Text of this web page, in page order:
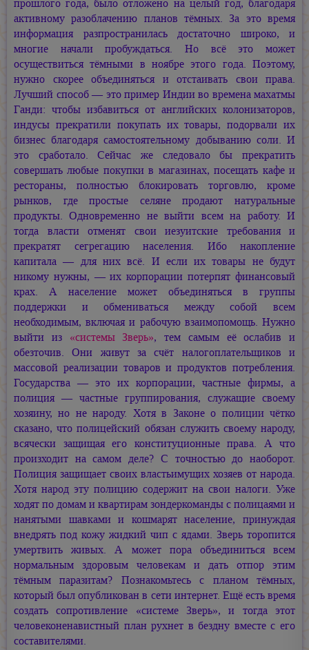
прошлого года, было отложено на целый год, благодаря
активному разоблачению планов тёмных. За это время
информация разпространилась достаточно широко, и
многие начали пробуждаться. Но всё это может
осуществиться тёмными в ноябре этого года. Поэтому,
нужно скорее объединяться и отстаивать свои права.
Лучший способ — это пример Индии во времена махатмы
Ганди: чтобы избавиться от английских колонизаторов,
индусы прекратили покупать их товары, подорвали их
бизнес благодаря самостоятельному добыванию соли. И
это сработало. Сейчас же следовало бы прекратить
совершать любые покупки в магазинах, посещать кафе и
рестораны, полностью блокировать торговлю, кроме
рынков, где простые селяне продают натуральные
продукты. Одновременно не выйти всем на работу. И
тогда власти отменят свои иезуитские требования и
прекратят сегрегацию населения. Ибо накопление
капитала — для них всё. И если их товары не будут
никому нужны, — их корпорации потерпят финансовый
крах. А население может объединяться в группы
поддержки и обмениваться между собой всем
необходимым, включая и рабочую взаимопомощь. Нужно
выйти из «системы Зверь», тем самым её ослабив и
обезточив. Они живут за счёт налогоплательщиков и
массовой реализации товаров и продуктов потребления.
Государства — это их корпорации, частные фирмы, а
полиция — частные группирования, служащие своему
хозяину, но не народу. Хотя в Законе о полиции чётко
сказано, что полицейский обязан служить своему народу,
всячески защищая его конституционные права. А что
произходит на самом деле? С точностью до наоборот.
Полиция защищает своих властьимущих хозяев от народа.
Хотя народ эту полицию содержит на свои налоги. Уже
ходят по домам и квартирам зондеркоманды с полицаями и
нанятыми шавками и кошмарят население, принуждая
внедрять под кожу жидкий чип с ядами. Зверь торопится
умертвить живых. А может пора объединиться всем
нормальным здоровым человекам и дать отпор этим
тёмным паразитам? Познакомьтесь с планом тёмных,
который был опубликован в сети интернет. Ещё есть время
создать сопротивление «системе Зверь», и тогда этот
человеконенавистный план рухнет в бездну вместе с его
составителями.